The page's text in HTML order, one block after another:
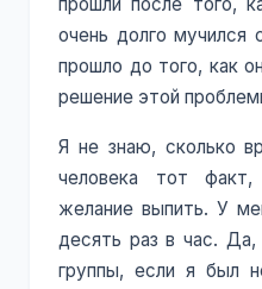
очень долго мучился
прошло до того, как
решение этой
Я не знаю, сколько
человека тот
желание выпить. У
десять раз в час.
группы, если я был